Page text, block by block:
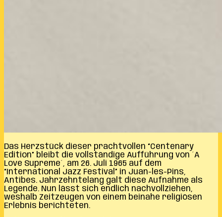
Das Herzstück dieser prachtvollen “Centenary
Edition” bleibt die vollständige Aufführung von ´A
Love Supreme´, am 26. Juli 1965 auf dem
“International Jazz Festival” in Juan-les-Pins,
Antibes. Jahrzehntelang galt diese Aufnahme als
Legende. Nun lässt sich endlich nachvollziehen,
weshalb Zeitzeugen von einem beinahe religiösen
Erlebnis berichteten.